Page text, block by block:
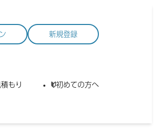
新規登録
積もり 初めての方へ